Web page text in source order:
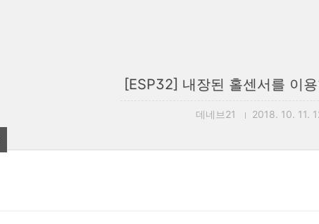
[ESP32] 내장된 홀센서를 이
데네브21 2018. 10. 11.